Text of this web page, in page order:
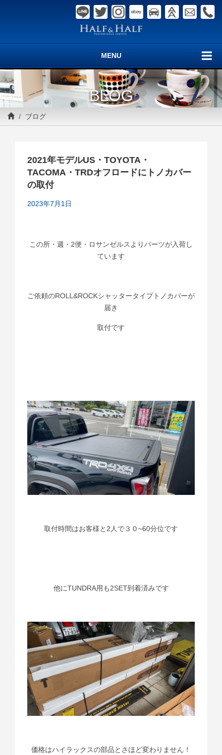
MENU
BLOG
ブログ
2021年モデルUS・TOYOTA・
TACOMA・TRDオフロードにトノカバー
の取付
2023年7月1日
この所・週・2便・ロサンゼルスよりパーツが入荷し
ています
ご依頼のROLL&ROCKシャッタータイプトノカバーが
届き
取付です
取付時間はお客様と2人で３０~60分位です
他にTUNDRA用も2SET到着済みです
価格はハイラックスの部品とさほど変わりません！